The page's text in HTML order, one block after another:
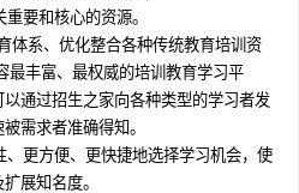
要和核心的资源。
体系、优化整合各种传统教育培训资
最丰富、最权威的培训教育学习平
通过招生之家向各种类型的学习者发
需求者准确得知。
、更方便、更快捷地选择学习机会，使
展知名度。